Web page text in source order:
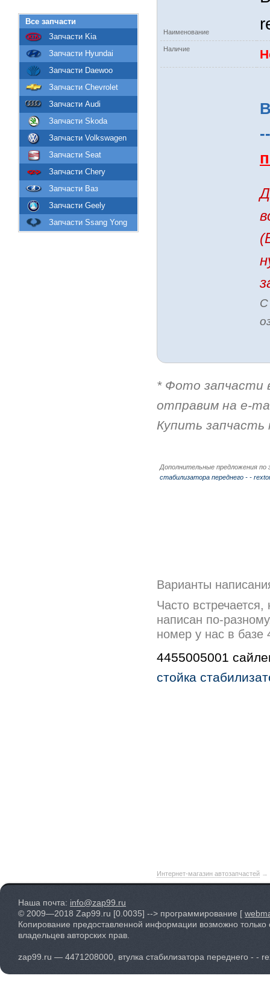
Наименование
Наличие
С
* Фото запчасти
отправим на e-
Купить
Дополнительные предложения
стабилизатора переднего - -
Варианты
Часто
написан по-
номер у нас в базе
4455005001
стойка
Все запчасти
Запчасти Kia
Запчасти Hyundai
Запчасти Daewoo
Запчасти Chevrolet
Запчасти Audi
Запчасти Skoda
Запчасти Volkswagen
Запчасти Seat
Запчасти Chery
Запчасти Ваз
Запчасти Geely
Запчасти Ssang Yong
Интернет-магазин автозапчастей →
Наша почта: info@zap99.ru
© 2009—2018 Zap99.ru [0.0035] --> программирование [
Копирование предоставленной информации возможно только
владельцев авторских прав.
zap99.ru — 4471208000, втулка стабилизатора переднего - -